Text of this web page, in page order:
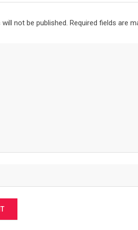
not be published. Required fields are